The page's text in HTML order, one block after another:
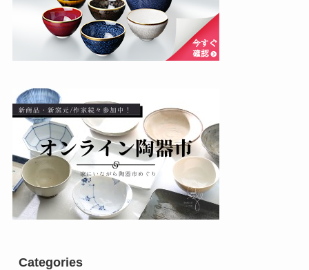
Categories